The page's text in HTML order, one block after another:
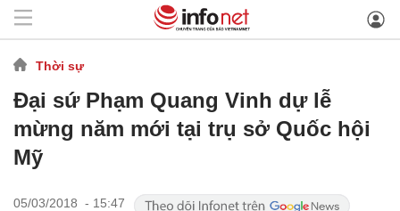
Thời sự
Đại sứ Phạm Quang Vinh dự lễ
mừng năm mới tại trụ sở Quốc hội
Mỹ
05/03/2018 - 15:47